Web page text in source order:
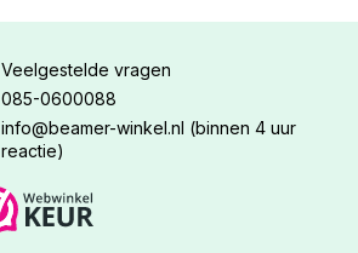
Veelgestelde vragen
085-0600088
info@beamer-winkel.nl (binnen 4 uur
reactie)